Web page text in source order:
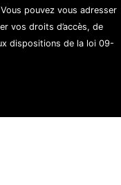
pouvez vous adresser
vos droits d’accès, de
dispositions de la loi 09-